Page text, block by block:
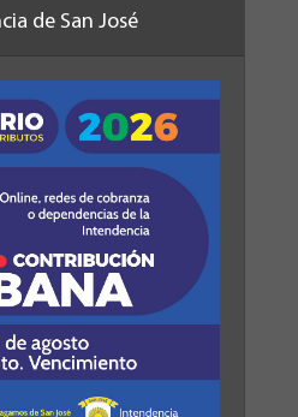
de San José